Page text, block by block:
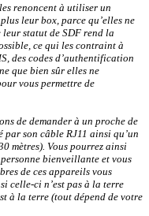
renoncent à utiliser un
leur box, parce qu’elles ne
statut de SDF rend la
ce qui les contraint à
des codes d’authentification
que bien sûr elles ne
vous permettre de
de demander à un proche de
son câble RJ11 ainsi qu’un
mètres). Vous pourrez ainsi
bienveillante et vous
de ces appareils vous
celle-ci n’est pas à la terre
à la terre (tout dépend de votre